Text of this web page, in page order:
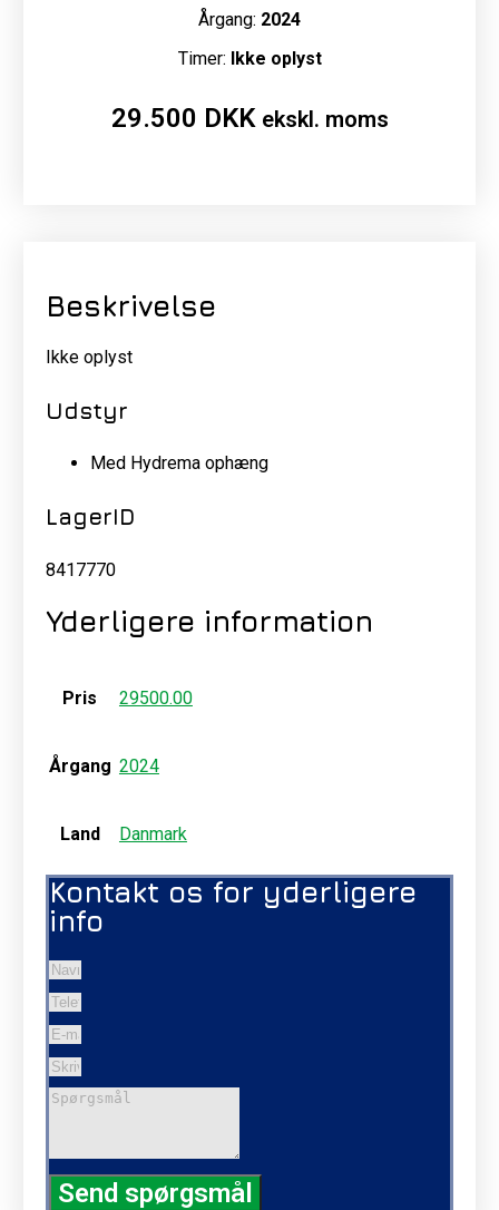
Årgang: 2024
Timer: Ikke oplyst
29.500 DKK ekskl. moms
Beskrivelse
Ikke oplyst
Udstyr
Med Hydrema ophæng
LagerID
8417770
Yderligere information
Pris 29500.00
Årgang 2024
Land Danmark
Kontakt os for yderligere
info
Send spørgsmål